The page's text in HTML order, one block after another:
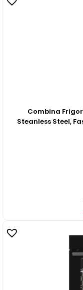
Combina
Steanless Steel,